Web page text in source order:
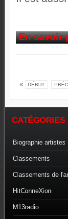
En savoir
« DÉBUT
CATÉGORIES
Biographie artistes
Classements
Classements de
HitConneXion
M13radio